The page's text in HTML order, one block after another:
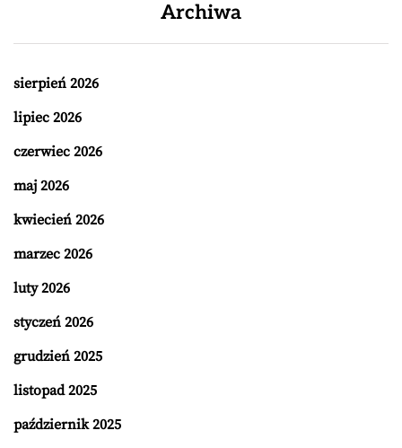
Archiwa
sierpień 2026
lipiec 2026
czerwiec 2026
maj 2026
kwiecień 2026
marzec 2026
luty 2026
styczeń 2026
grudzień 2025
listopad 2025
październik 2025